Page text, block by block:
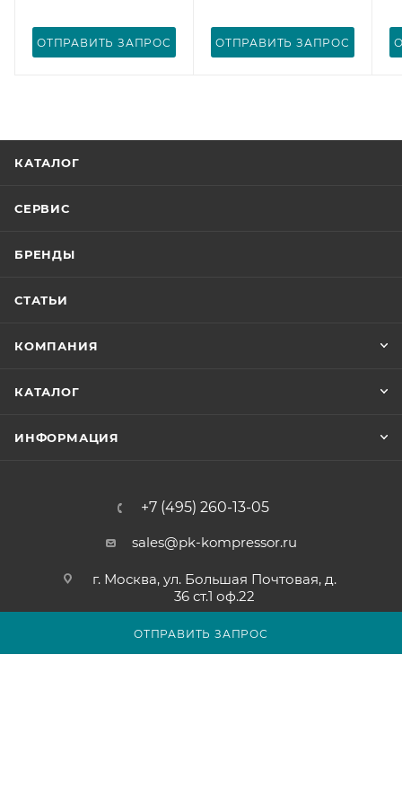
ОТПРАВИТЬ ЗАПРОС
ОТПРАВИТЬ ЗАПРОС ОТПРАВИТЬ ЗАПРОС
КАТАЛОГ
СЕРВИС
БРЕНДЫ
СТАТЬИ
КОМПАНИЯ
КАТАЛОГ
ИНФОРМАЦИЯ
+7 (495) 260-13-05
sales@pk-kompressor.ru
г. Москва, ул. Большая Почтовая, д.
36 ст.1 оф.22